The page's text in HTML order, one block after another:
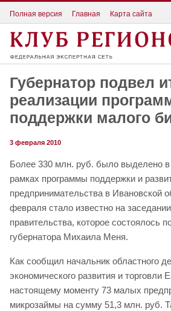
Полная версия Главная Карта сайта
Губернатор подвел
реализации
поддержки малого
3 февраля 2010
Более 330 млн. руб. было выделено
рамках программы поддержки и
предпринимательства в Ивановской
февраля стало известно на
правительства, которое состоялось
губернатора Михаила Меня.
Как сообщил начальник областного
экономического развития и торговли
настоящему моменту 73 малых
микрозаймы на сумму 51,3 млн. руб.